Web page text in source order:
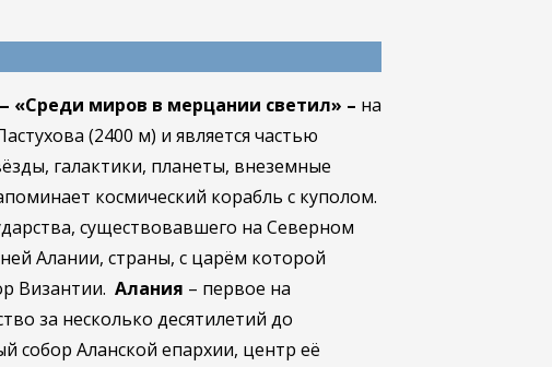
«Среди миров в мерцании светил» – на
(2400 м) и является частью
галактики, планеты, внеземные
космический корабль с куполом.
существовавшего на Северном
Алании, страны, с царём которой
Византии. Алания – первое на
за несколько десятилетий до
собор Аланской епархии, центр её